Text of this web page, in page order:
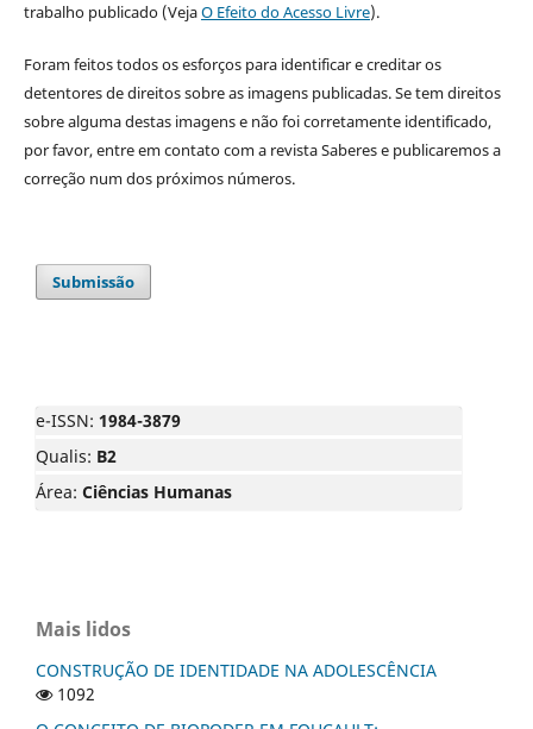
trabalho publicado (VejaO Efeito do Acesso Livre).
Foram feitos todos os esforços para identificar e creditar os
detentores de direitos sobre as imagens publicadas. Se tem direitos
sobre alguma destas imagens e não foi corretamente identificado,
por favor, entre em contato com a revista Saberes e publicaremos a
correção num dos próximos números.
Submissão
e-ISSN: 1984-3879
Qualis: B2
Área: Ciências Humanas
Mais lidos
CONSTRUÇÃO DE IDENTIDADE NA ADOLESCÊNCIA
1092